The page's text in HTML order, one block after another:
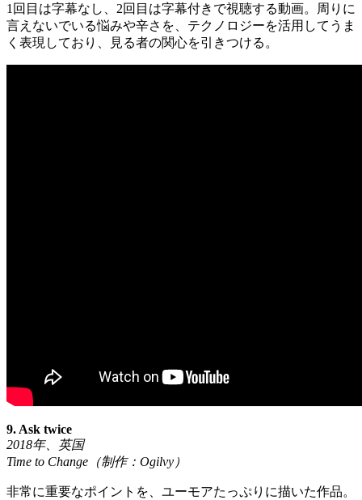
1回目は字幕なし、2回目は字幕付きで視聴する動画。周りに
言えないでいる悩みや辛さを、テクノロジーを活用してうま
く表現しており、見る者の関心を引きつける。
9. Ask twice
2018年、英国
Time to Change （制作： Ogilvy ）
非常に重要なポイントを、ユーモアたっぷりに描いた作品。